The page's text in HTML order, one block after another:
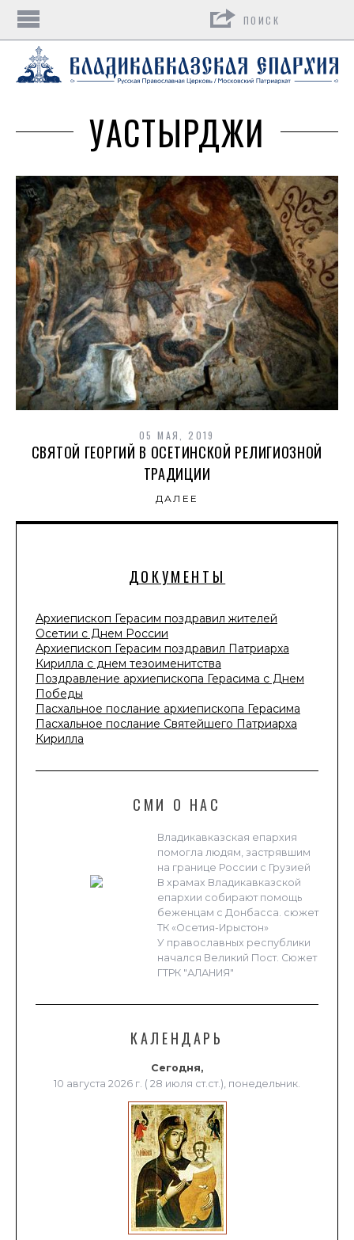
ДОКУМЕНТЫ
Архиепископ Герасим поздравил жителей
Осетии с Днем России
Архиепископ Герасим поздравил Патриарха
Кирилла с днем тезоименитства
Поздравление архиепископа Герасима с Днем
Победы
Пасхальное послание архиепископа Герасима
Пасхальное послание Святейшего Патриарха
Кирилла
СМИ О НАС
Владикавказская епархия
помогла людям, застрявшим
на границе России с Грузией
В храмах Владикавказской
епархии собирают помощь
беженцам с Донбасса. сюжет
ТК «Осетия-Ирыстон»
У православных республики
начался Великий Пост. Сюжет
ГТРК "АЛАНИЯ"
КАЛЕНДАРЬ
Сегодня,
10 августа 2026 г. ( 28 июля ст.ст.), понедельник.
УАСТЫРДЖИ
05 МАЯ, 2019
СВЯТОЙ ГЕОРГИЙ В ОСЕТИНСКОЙ РЕЛИГИОЗНОЙ
ТРАДИЦИИ
ДАЛЕЕ